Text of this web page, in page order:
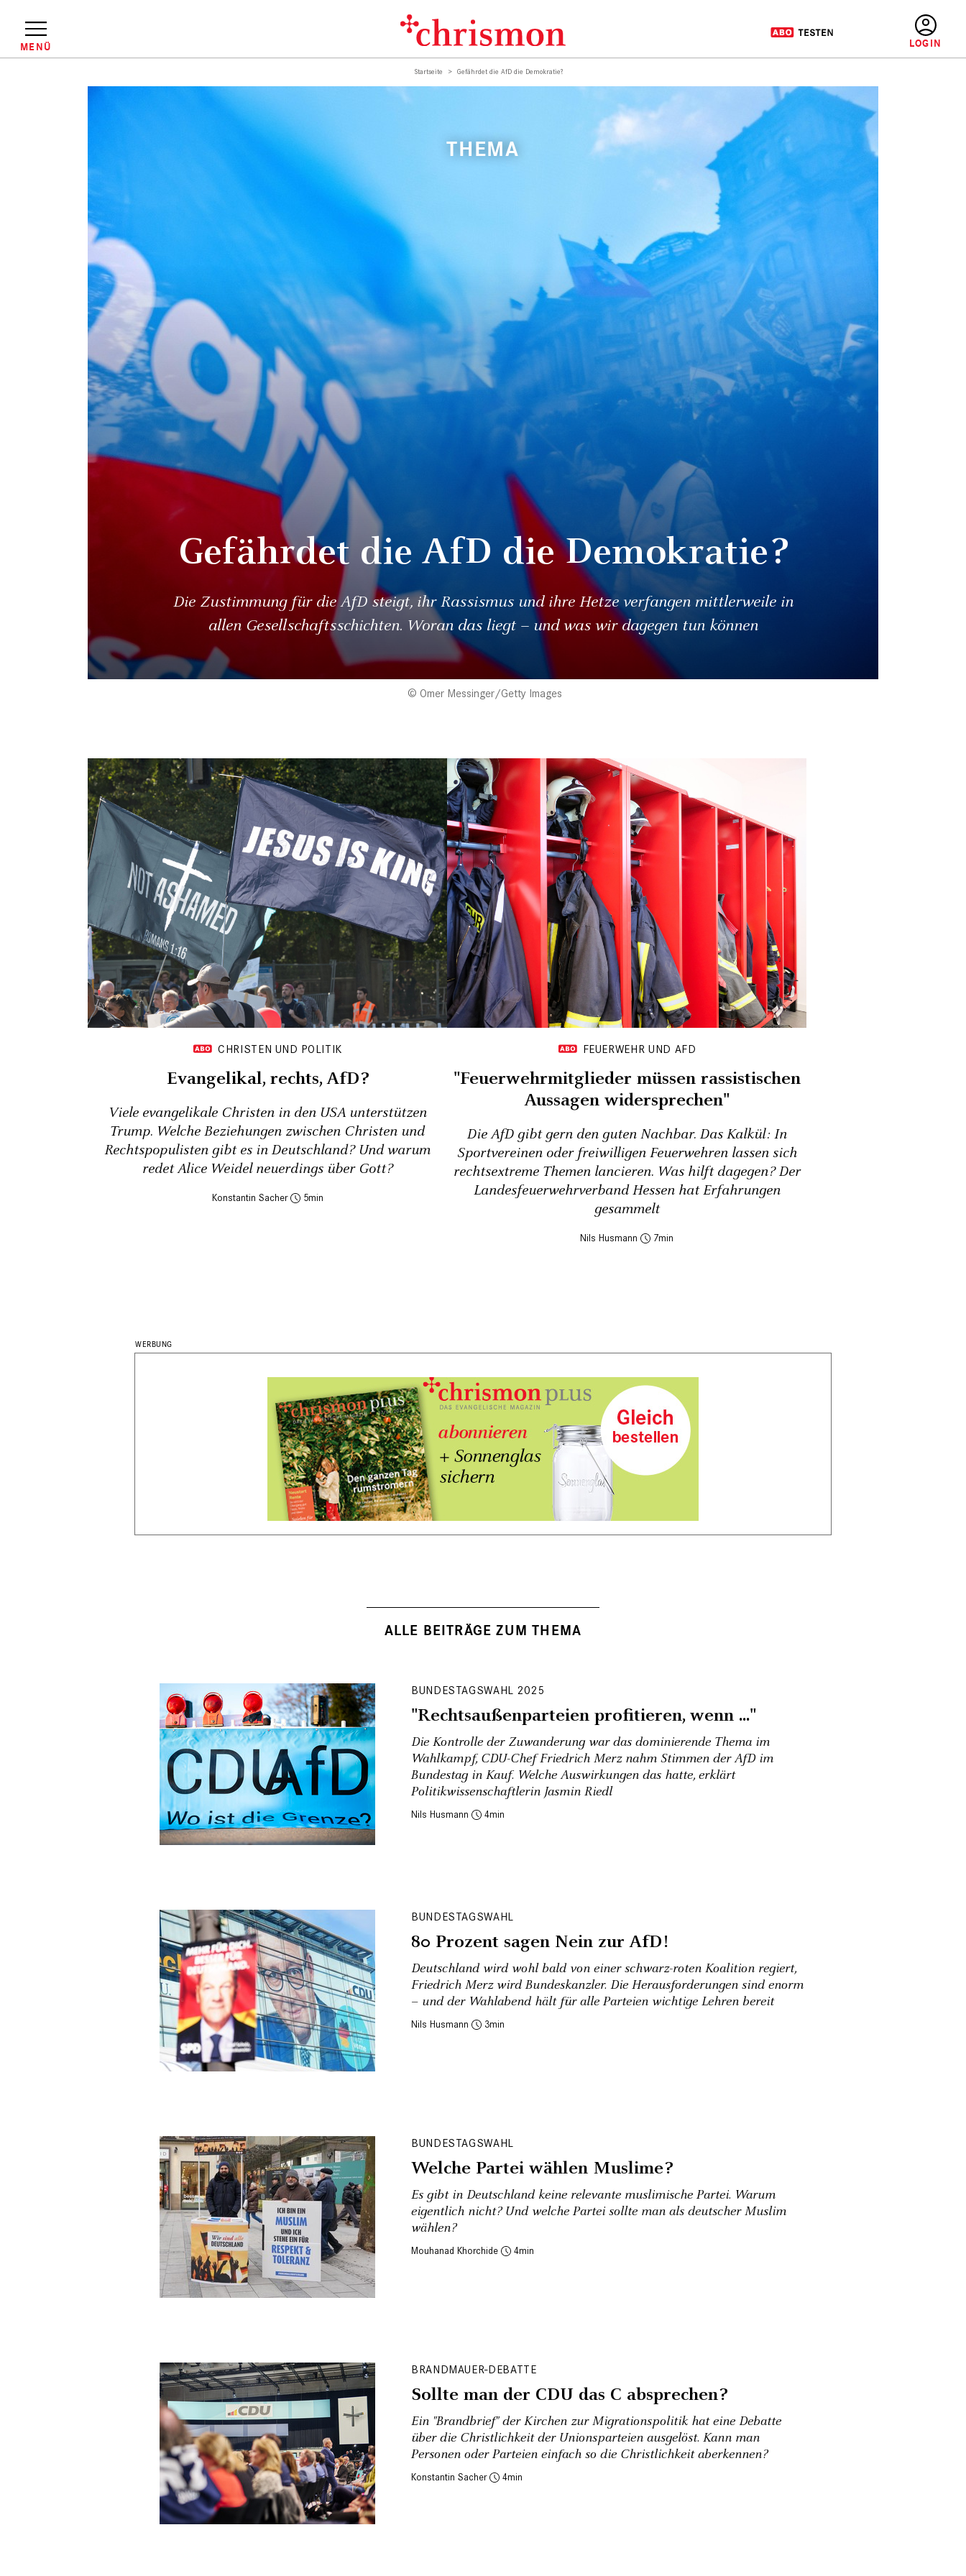
Inhalt
MENÜ
Startseite Gefährdet die AfD die Demokratie?
Omer Messinger/Getty Images
Gefährdet die AfD die Demokratie?
Die Zustimmung für die AfD steigt, ihr Rassismus und ihre Hetze verfangen mittlerweile in
allen Gesellschaftsschichten. Woran das liegt – und was wir dagegen tun können
CHRISTEN UND POLITIK
Evangelikal, rechts, AfD?
Viele evangelikale Christen in den USA unterstützen
Trump. Welche Beziehungen zwischen Christen und
Rechtspopulisten gibt es in Deutschland? Und warum
redet Alice Weidel neuerdings über Gott?
Konstantin Sacher 5
FEUERWEHR UND AFD
"Feuerwehrmitglieder müssen rassistischen
Aussagen widersprechen"
Die AfD gibt gern den guten Nachbar. Das Kalkül: In
Sportvereinen oder freiwilligen Feuerwehren lassen sich
rechtsextreme Themen lancieren. Was hilft dagegen? Der
Landesfeuerwehrverband Hessen hat Erfahrungen
gesammelt
Nils Husmann 7
ALLE BEITRÄGE ZUM THEMA
BUNDESTAGSWAHL 2025
"Rechtsaußenparteien profitieren, wenn ..."
Die Kontrolle der Zuwanderung war das dominierende Thema im
Wahlkampf, CDU-Chef Friedrich Merz nahm Stimmen der AfD im
Bundestag in Kauf. Welche Auswirkungen das hatte, erklärt
Politikwissenschaftlerin Jasmin Riedl
Nils Husmann 4
BUNDESTAGSWAHL
80 Prozent sagen Nein zur AfD!
Deutschland wird wohl bald von einer schwarz-roten Koalition regiert,
Friedrich Merz wird Bundeskanzler. Die Herausforderungen sind enorm
– und der Wahlabend hält für alle Parteien wichtige Lehren bereit
Nils Husmann 3
BUNDESTAGSWAHL
Welche Partei wählen Muslime?
Es gibt in Deutschland keine relevante muslimische Partei. Warum
eigentlich nicht? Und welche Partei sollte man als deutscher Muslim
wählen?
Mouhanad Khorchide 4
BRANDMAUER-DEBATTE
Sollte man der CDU das C absprechen?
Ein "Brandbrief" der Kirchen zur Migrationspolitik hat eine Debatte
über die Christlichkeit der Unionsparteien ausgelöst. Kann man
Personen oder Parteien einfach so die Christlichkeit aberkennen?
Konstantin Sacher 4